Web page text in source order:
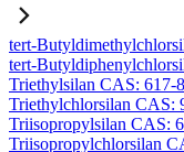
tert-
tert-
Triethylsilan CAS: 617-
Triethylchlorsilan CAS:
Triisopropylsilan CAS:
Triisopropylchlorsilan